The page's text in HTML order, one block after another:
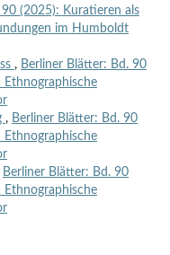
(2025): Kuratieren als
im Humboldt
, Berliner Blätter: Bd. 90
, Berliner Blätter: Bd. 90
Berliner Blätter: Bd. 90